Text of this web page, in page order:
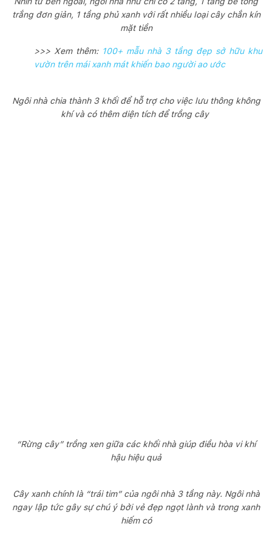
trắng đơn giản, 1 tầng phủ xanh với rất nhiều loại cây chắn kín
mặt tiền
>>> Xem thêm: 100+ mẫu nhà 3 tầng đẹp sở hữu khu
vườn trên mái xanh mát khiến bao người ao ước
Ngôi nhà chia thành 3 khối để hỗ trợ cho việc lưu thông không
khí và có thêm diện tích để trồng cây
“Rừng cây” trồng xen giữa các khối nhà giúp điều hòa vi khí
hậu hiệu quả
Cây xanh chính là “trái tim” của ngôi nhà 3 tầng này. Ngôi nhà
ngay lập tức gây sự chú ý bởi vẻ đẹp ngọt lành và trong xanh
hiếm có